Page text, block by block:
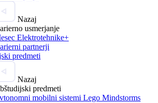
Nazaj
usmerjanje
Elektrotehnike+
partnerji
predmeti
Nazaj
predmeti
mobilni sistemi Lego Mindstorms